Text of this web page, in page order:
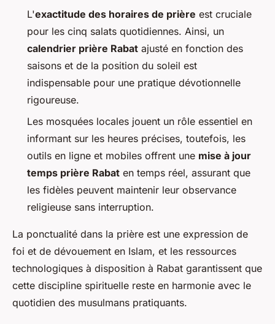
L'exactitude des horaires de prière est cruciale
pour les cinq salats quotidiennes. Ainsi, un
calendrier prière Rabat ajusté en fonction des
saisons et de la position du soleil est
indispensable pour une pratique dévotionnelle
rigoureuse.
Les mosquées locales jouent un rôle essentiel en
informant sur les heures précises, toutefois, les
outils en ligne et mobiles offrent une mise à jour
temps prière Rabat en temps réel, assurant que
les fidèles peuvent maintenir leur observance
religieuse sans interruption.
La ponctualité dans la prière est une expression de
foi et de dévouement en Islam, et les ressources
technologiques à disposition à Rabat garantissent que
cette discipline spirituelle reste en harmonie avec le
quotidien des musulmans pratiquants.